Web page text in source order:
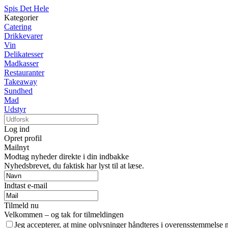
Spis Det Hele
Kategorier
Catering
Drikkevarer
Vin
Delikatesser
Madkasser
Restauranter
Takeaway
Sundhed
Mad
Udstyr
Log ind
Opret profil
Mailnyt
Modtag nyheder direkte i din indbakke
Nyhedsbrevet, du faktisk har lyst til at læse.
Indtast e-mail
Tilmeld nu
Velkommen – og tak for tilmeldingen
Jeg accepterer, at mine oplysninger håndteres i overensstemmelse